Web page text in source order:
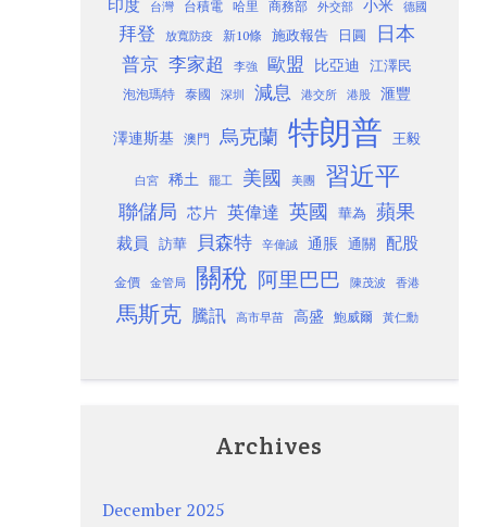
印度
台灣 台積電 哈里 商務部 外交部 小米 德國
拜登 放寬防疫 新10條 施政報告 日圓 日本
普京 李家超 李強 歐盟 比亞迪 江澤民
泡泡瑪特 泰國 深圳 減息 港交所 港股 滙豐
澤連斯基 澳門 烏克蘭 特朗普 王毅
白宮 稀土 罷工 美國 美團 習近平
聯儲局 芯片 英偉達 英國 華為 蘋果
裁員 訪華 貝森特 辛偉誠 通脹 通關 配股
金價 金管局 關稅 阿里巴巴 陳茂波 香港
馬斯克 騰訊 高市早苗 高盛 鮑威爾 黃仁勳
Archives
December 2025